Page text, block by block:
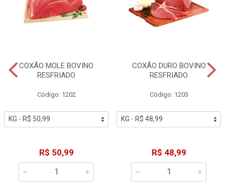
COXÃO MOLE BOVINO
RESFRIADO
Código: 1202
R$ 50,99
COXÃO DURO BOVINO
RESFRIADO
Código: 1203
R$ 48,99